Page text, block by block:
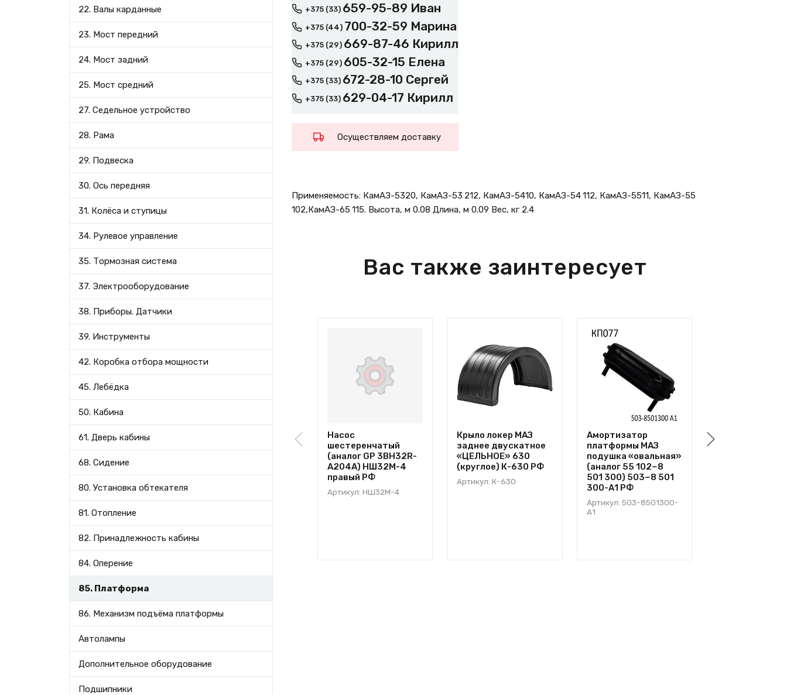
22. Валы карданные
23. Мост передний
24. Мост задний
25. Мост средний
27. Седельное устройство
28. Рама
29. Подвеска
30. Ось передняя
31. Колёса и ступицы
34. Рулевое управление
35. Тормозная система
37. Электрооборудование
38. Приборы. Датчики
39. Инструменты
42. Коробка отбора мощности
45. Лебёдка
50. Кабина
61. Дверь кабины
68. Сидение
80. Установка обтекателя
81. Отопление
82. Принадлежность кабины
84. Оперение
85. Платформа
86. Механизм подъёма платформы
Автолампы
Дополнительное оборудование
Подшипники
+375 (33) 659-95-89 Иван
+375 (44) 700-32-59 Марина
+375 (29) 669-87-46 Кирилл
+375 (29) 605-32-15 Елена
+375 (33) 672-28-10 Сергей
+375 (33) 629-04-17 Кирилл
Осуществляем доставку
Применяемость: КамАЗ-5320, КамАЗ-53 212, КамАЗ-5410, КамАЗ-54 112, КамАЗ-5511, КамАЗ-55
102,КамАЗ-65 115. Высота, м 0.08 Длина, м 0.09 Вес, кг 2.4
Вас также заинтересует
Насос
шестеренчатый
(аналог GP 3BH32R-
A204A) НШ32М-4
правый РФ
Артикул: НШ32М-4
Крыло локер МАЗ
заднее двускатное
«ЦЕЛЬНОЕ» 630
(круглое) К-630 РФ
Артикул: К-630
Амортизатор
платформы МАЗ
подушка «овальная»
(аналог 55 102−8
501 300) 503−8 501
300-А1 РФ
Артикул: 503-8501300-
А1